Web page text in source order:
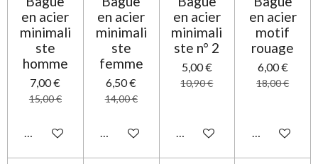
en acier
minimali
ste
homme
7,00 €
15,00 €
Ajouter au panier
en acier
minimali
ste
femme
6,50 €
14,00 €
Ajouter au panier
en acier
minimali
ste n° 2
5,00 €
10,90 €
Ajouter au panier
en acier
motif
rouage
6,00 €
18,00 €
Ajouter au